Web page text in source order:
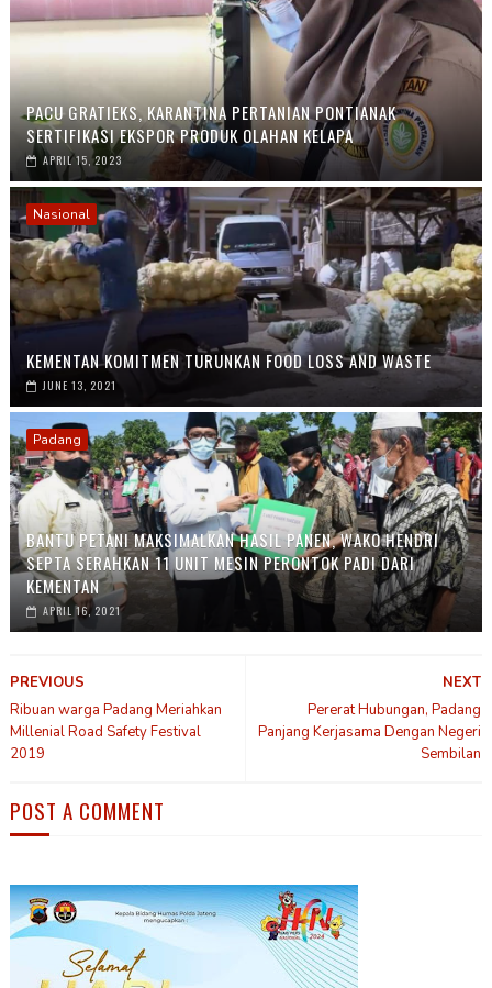
PACU GRATIEKS, KARANTINA PERTANIAN PONTIANAK
SERTIFIKASI EKSPOR PRODUK OLAHAN KELAPA
APRIL 15, 2023
Nasional
KEMENTAN KOMITMEN TURUNKAN FOOD LOSS AND WASTE
JUNE 13, 2021
Padang
BANTU PETANI MAKSIMALKAN HASIL PANEN, WAKO HENDRI
SEPTA SERAHKAN 11 UNIT MESIN PERONTOK PADI DARI
KEMENTAN
APRIL 16, 2021
NEXT
Pererat Hubungan, Padang
Panjang Kerjasama Dengan Negeri
Sembilan
PREVIOUS
Ribuan warga Padang Meriahkan
Millenial Road Safety Festival
2019
POST A COMMENT